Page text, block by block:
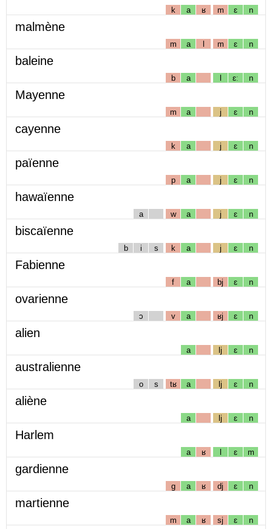
k a ʁ m ɛ n
malmène
m a l m ɛ n
baleine
b a l ɛː n
Mayenne
m a j ɛ n
cayenne
k a j ɛ n
païenne
p a j ɛ n
hawaïenne
a w a j ɛ n
biscaïenne
b i s k a j ɛ n
Fabienne
f a bj ɛ n
ovarienne
ɔ v a ʁj ɛ n
alien
a lj ɛ n
australienne
o s tʁ a lj ɛ n
aliène
a lj ɛ n
Harlem
a ʁ l ɛ m
gardienne
g a ʁ dj ɛ n
martienne
m a ʁ sj ɛ n